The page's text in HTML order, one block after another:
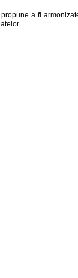
a fi